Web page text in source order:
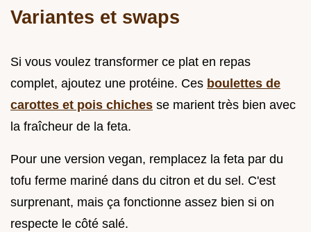
Variantes et swaps
Si vous voulez transformer ce plat en repas
complet, ajoutez une protéine. Ces boulettes de
carottes et pois chiches se marient très bien avec
la fraîcheur de la feta.
Pour une version vegan, remplacez la feta par du
tofu ferme mariné dans du citron et du sel. C'est
surprenant, mais ça fonctionne assez bien si on
respecte le côté salé.